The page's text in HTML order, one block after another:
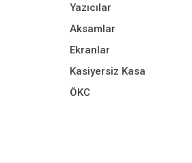
Yazıcılar
Aksamlar
Ekranlar
Kasiyersiz Kasa
ÖKC